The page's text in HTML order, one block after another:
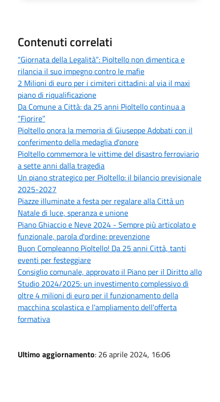
Contenuti correlati
“Giornata della Legalità”: Pioltello non dimentica e
rilancia il suo impegno contro le mafie
2 Milioni di euro per i cimiteri cittadini: al via il maxi
piano di riqualificazione
Da Comune a Città: da 25 anni Pioltello continua a
“Fiorire”
Pioltello onora la memoria di Giuseppe Adobati con il
conferimento della medaglia d'onore
Pioltello commemora le vittime del disastro ferroviario
a sette anni dalla tragedia
Un piano strategico per Pioltello: il bilancio previsionale
2025-2027
Piazze illuminate a festa per regalare alla Città un
Natale di luce, speranza e unione
Piano Ghiaccio e Neve 2024 - Sempre più articolato e
funzionale, parola d'ordine: prevenzione
Buon Compleanno Pioltello! Da 25 anni Città, tanti
eventi per festeggiare
Consiglio comunale, approvato il Piano per il Diritto allo
Studio 2024/2025: un investimento complessivo di
oltre 4 milioni di euro per il funzionamento della
macchina scolastica e l'ampliamento dell'offerta
formativa
Ultimo aggiornamento: 26 aprile 2024, 16:06